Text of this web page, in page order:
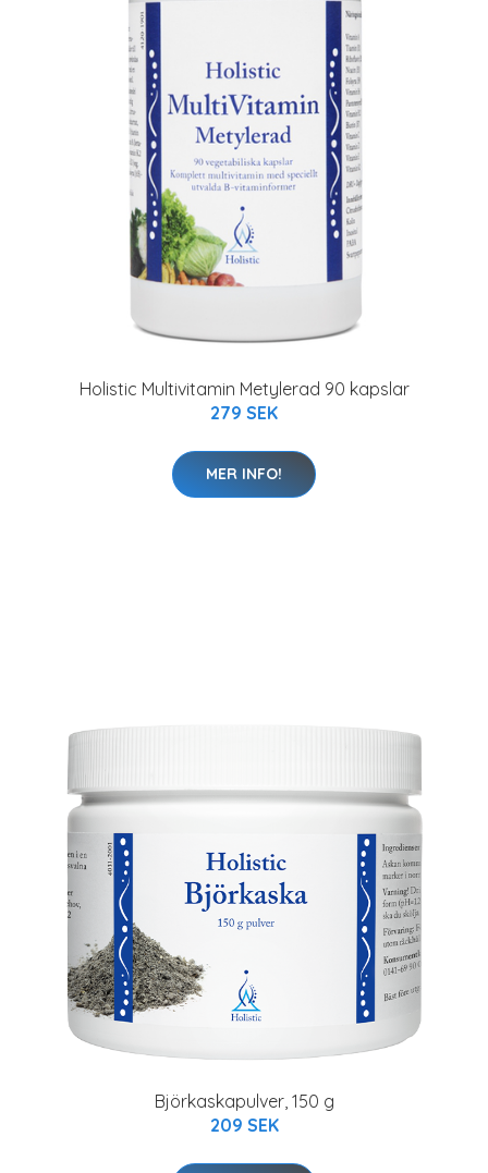
Holistic Multivitamin Metylerad 90 kapslar
279 SEK
MER INFO!
Björkaskapulver, 150 g
209 SEK